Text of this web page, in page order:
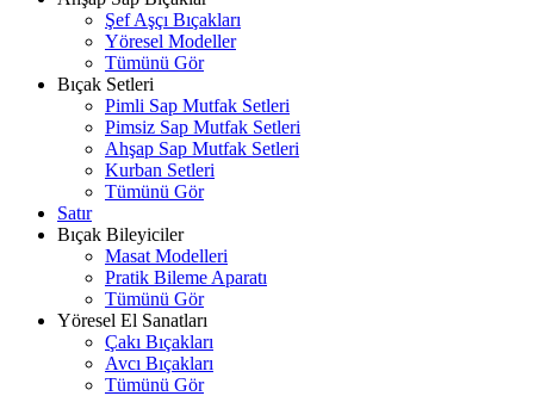
Şef Aşçı Bıçakları
Yöresel Modeller
Tümünü Gör
Bıçak Setleri
Pimli Sap Mutfak Setleri
Pimsiz Sap Mutfak Setleri
Ahşap Sap Mutfak Setleri
Kurban Setleri
Tümünü Gör
Satır
Bıçak Bileyiciler
Masat Modelleri
Pratik Bileme Aparatı
Tümünü Gör
Yöresel El Sanatları
Çakı Bıçakları
Avcı Bıçakları
Tümünü Gör